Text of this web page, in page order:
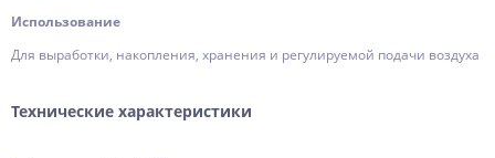
Использование
Для выработки, накопления, хранения и регулируемой подачи воздуха
Технические характеристики